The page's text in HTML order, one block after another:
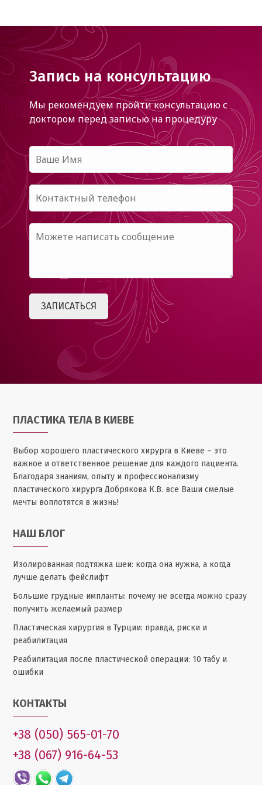
Запись на консультацию
Мы рекомендуем пройти консультацию с
доктором перед записью на процедуру
ПЛАСТИКА ТЕЛА В КИЕВЕ
Выбор хорошего пластического хирурга в Киеве – это
важное и ответственное решение для каждого пациента.
Благодаря знаниям, опыту и профессионализму
пластического хирурга Добрякова К.В. все Ваши смелые
мечты воплотятся в жизнь!
НАШ БЛОГ
Изолированная подтяжка шеи: когда она нужна, а когда
лучше делать фейслифт
Большие грудные импланты: почему не всегда можно сразу
получить желаемый размер
Пластическая хирургия в Турции: правда, риски и
реабилитация
Реабилитация после пластической операции: 10 табу и
ошибки
КОНТАКТЫ
+38 (050) 565-01-70
+38 (067) 916-64-53